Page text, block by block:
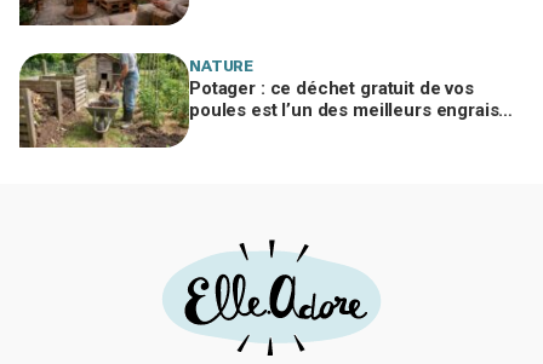
NATURE
Potager : ce déchet gratuit de vos
poules est l’un des meilleurs engrais